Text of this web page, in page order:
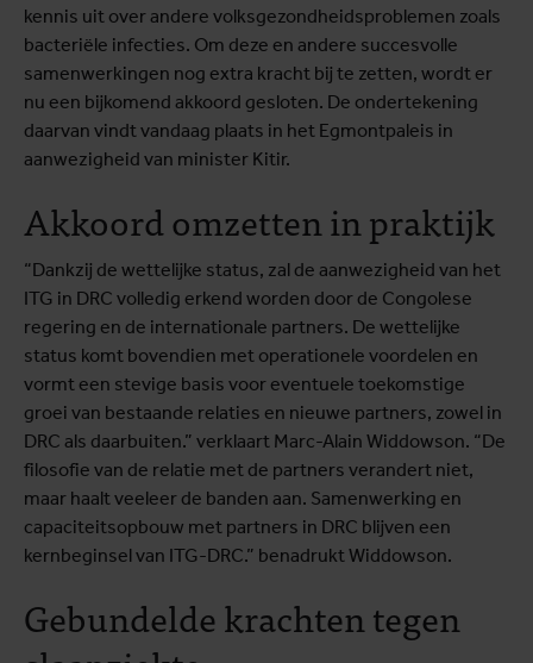
kennis uit over andere volksgezondheidsproblemen zoals
bacteriële infecties. Om deze en andere succesvolle
samenwerkingen nog extra kracht bij te zetten, wordt er
nu een bijkomend akkoord gesloten. De ondertekening
daarvan vindt vandaag plaats in het Egmontpaleis in
aanwezigheid van minister Kitir.
Akkoord omzetten in praktijk
“Dankzij de wettelijke status, zal de aanwezigheid van het
ITG in DRC volledig erkend worden door de Congolese
regering en de internationale partners. De wettelijke
status komt bovendien met operationele voordelen en
vormt een stevige basis voor eventuele toekomstige
groei van bestaande relaties en nieuwe partners, zowel in
DRC als daarbuiten.” verklaart Marc-Alain Widdowson. “De
filosofie van de relatie met de partners verandert niet,
maar haalt veeleer de banden aan. Samenwerking en
capaciteitsopbouw met partners in DRC blijven een
kernbeginsel van ITG-DRC.” benadrukt Widdowson.
Gebundelde krachten tegen